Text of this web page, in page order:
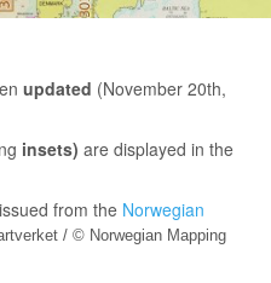
updated (November 20th,
insets) are displayed in the
from the Norwegian
/ © Norwegian Mapping